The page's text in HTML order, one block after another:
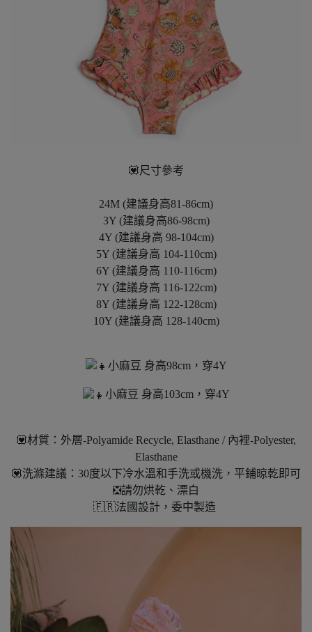
💟尺寸參考
24M (建議身高81-86cm)
3Y (建議身高86-98cm)
4Y (建議身高 98-104cm)
5Y (建議身高 104-110cm)
6Y (建議身高 110-116cm)
7Y (建議身高 116-122cm)
8Y (建議身高 122-128cm)
10Y (建議身高 128-140cm)
小麻豆 身高98cm，穿4Y
小麻豆 身高103cm，穿4Y
💟材質：外層-Polyamide Recycle, Elasthane / 內裡-Polyester,
Elasthane
💟洗滌建議：30度以下冷水溫和手洗或機洗，平鋪晾乾即可
❎請勿烘乾、漂白
🇫🇷法國設計，委中製造